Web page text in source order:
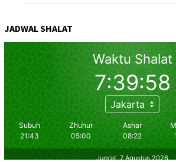
JADWAL SHALAT